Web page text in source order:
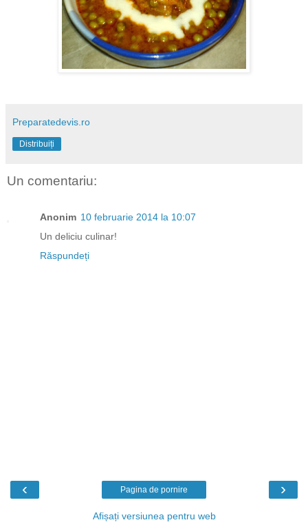
Preparatedevis.ro
Distribuiți
Un comentariu:
Anonim 10 februarie 2014 la 10:07
Un deliciu culinar!
Răspundeți
‹ ›
Pagina de pornire
Afișați versiunea pentru web